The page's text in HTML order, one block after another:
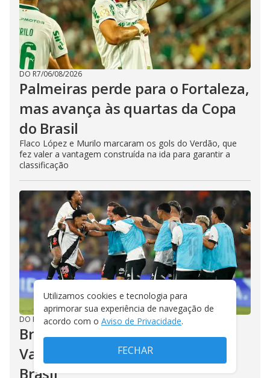
DO R7/06/08/2026
Palmeiras perde para o Fortaleza,
mas avança às quartas da Copa
do Brasil
Flaco López e Murilo marcaram os gols do Verdão, que
fez valer a vantagem construída na ida para garantir a
classificação
DO R7 06/08/2026
Brenner detona o Fluminense.
Vasco nas quartas da Copa do
Brasil
Utilizamos cookies e tecnologia para
aprimorar sua experiência de navegação de
acordo com o Aviso de Privacidade.
FECHAR